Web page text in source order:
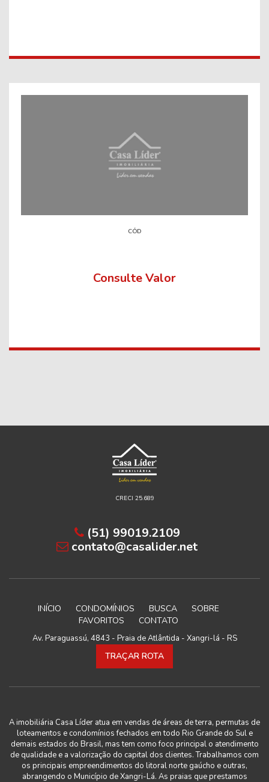
CÓD
Consulte Valor
CRECI 25.689
(51) 99019.2109
contato@casalider.net
INÍCIO CONDOMÍNIOS BUSCA
SOBRE
FAVORITOS
CONTATO
Av. Paraguassú, 4843 - Praia de Atlântida - Xangri-lá - RS
TRAÇAR ROTA
A imobiliária Casa Líder atua em vendas de áreas de terra, permutas de
loteamentos e condomínios fechados em todo Rio Grande do Sul e
demais estados do Brasil, mas tem como foco principal o atendimento
de qualidade e a valorização do capital dos clientes. Trabalhamos com
os principais empreendimentos do litoral norte gaúcho e outras,
abrangendo o Município de Xangri-Lá. As praias que prestamos